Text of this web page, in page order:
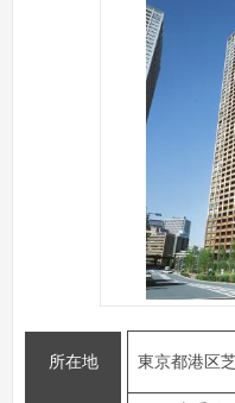
所在地 東京都港区